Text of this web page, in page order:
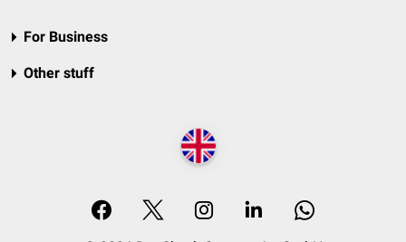
For Business
Other stuff